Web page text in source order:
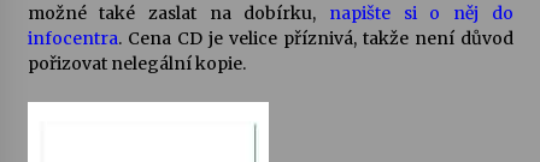
Za kulturou kousek za Humpolec. V Želivě ožije
možné také zaslat na dobírku, napište si o něj do
infocentra. Cena CD je velice příznivá, takže není důvod
pořizovat nelegální kopie.